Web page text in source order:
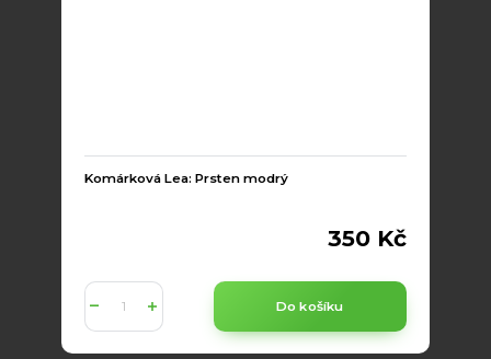
Komárková Lea: Prsten modrý
350 Kč
Do košíku